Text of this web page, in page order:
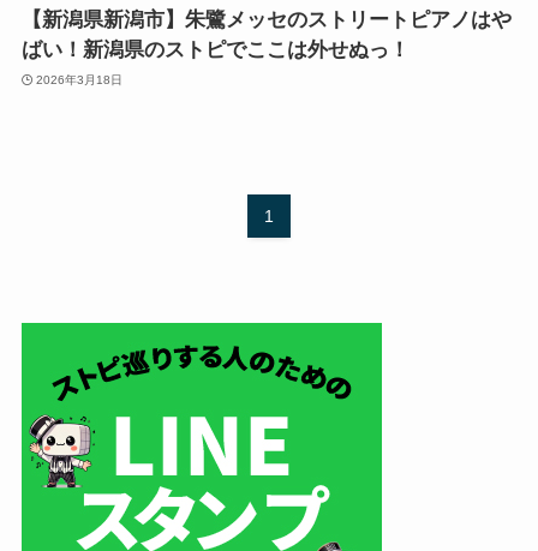
【新潟県新潟市】朱鷺メッセのストリートピアノはや
ばい！新潟県のストピでここは外せぬっ！
2026年3月18日
1